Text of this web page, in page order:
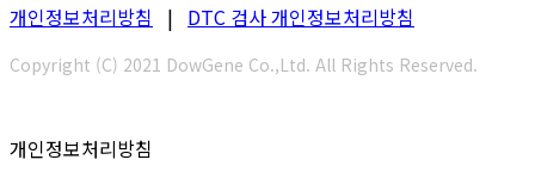
개인정보처리방침 | DTC 검사 개인정보처리방침
Copyright (C) 2021 DowGene Co.,Ltd. All Rights Reserved.
개인정보처리방침